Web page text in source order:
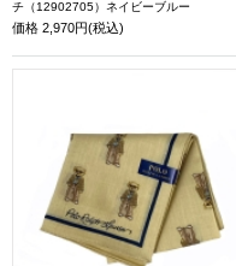
チ（12902705）ネイビーブルー
価格 2,970円(税込)